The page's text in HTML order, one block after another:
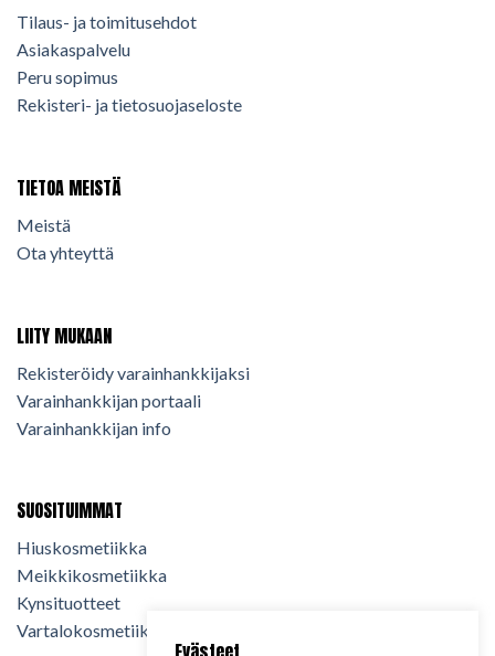
Tilaus- ja toimitusehdot
Asiakaspalvelu
Peru sopimus
Rekisteri- ja tietosuojaseloste
TIETOA MEISTÄ
Meistä
Ota yhteyttä
LIITY MUKAAN
Rekisteröidy varainhankkijaksi
Varainhankkijan portaali
Varainhankkijan info
SUOSITUIMMAT
Hiuskosmetiikka
Meikkikosmetiikka
Kynsituotteet
Vartalokosmetiikka